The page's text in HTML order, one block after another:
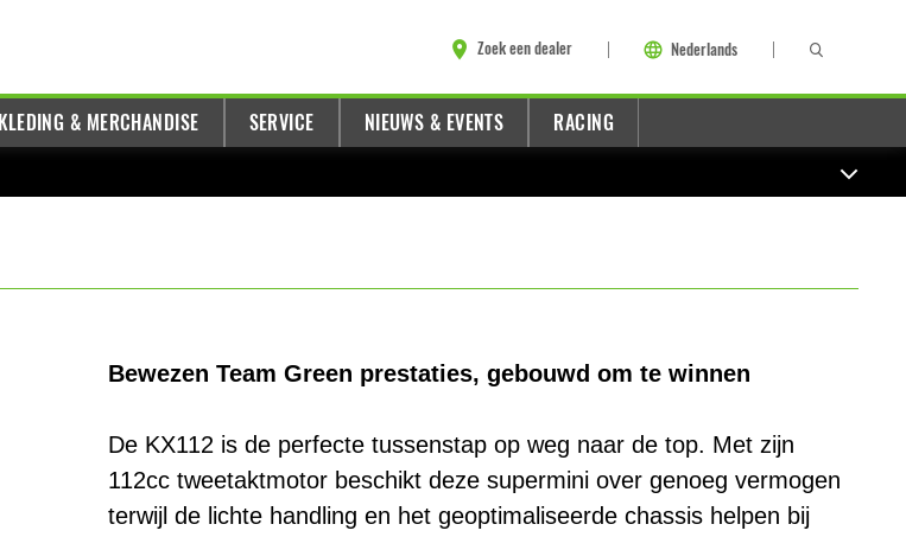
Zoek een dealer Nederlands
KLEDING & MERCHANDISE SERVICE NIEUWS & EVENTS RACING
Bewezen Team Green prestaties, gebouwd om te winnen
De KX112 is de perfecte tussenstap op weg naar de top. Met zijn
112cc tweetaktmotor beschikt deze supermini over genoeg vermogen
terwijl de lichte handling en het geoptimaliseerde chassis helpen bij